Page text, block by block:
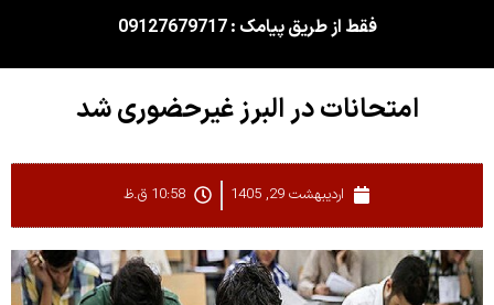
فقط از طریق پیامک : 09127679717
امتحانات در البرز غیرحضوری شد
اردیبهشت 29, 1405 10:58 ق.ظ